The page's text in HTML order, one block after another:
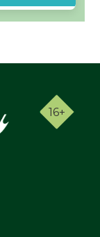
16+